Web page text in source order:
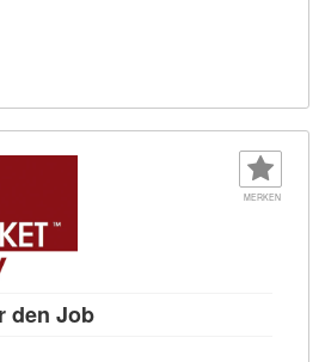
MERKEN
den JobKursdetail: Office 2019